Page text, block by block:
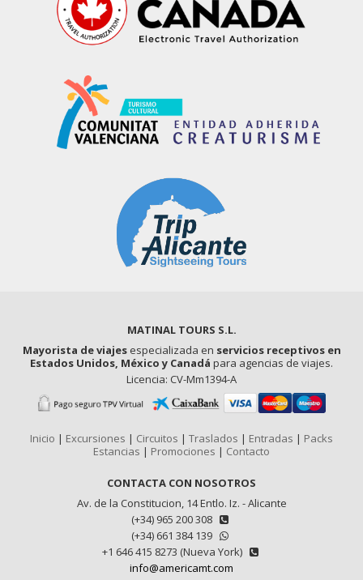
MATINAL TOURS S.L.
Mayorista de viajesespecializada en servicios receptivos en
Estados Unidos, México y Canadá para agencias de viajes.
Licencia: CV-Mm1394-A
Inicio | Excursiones | Circuitos | Traslados | Entradas | Packs
Estancias | Promociones | Contacto
CONTACTA CON NOSOTROS
Av. de la Constitucion, 14 Entlo. Iz. - Alicante
(+34) 965 200 308
(+34) 661 384 139
+1 646 415 8273 (Nueva York)
info@americamt.com